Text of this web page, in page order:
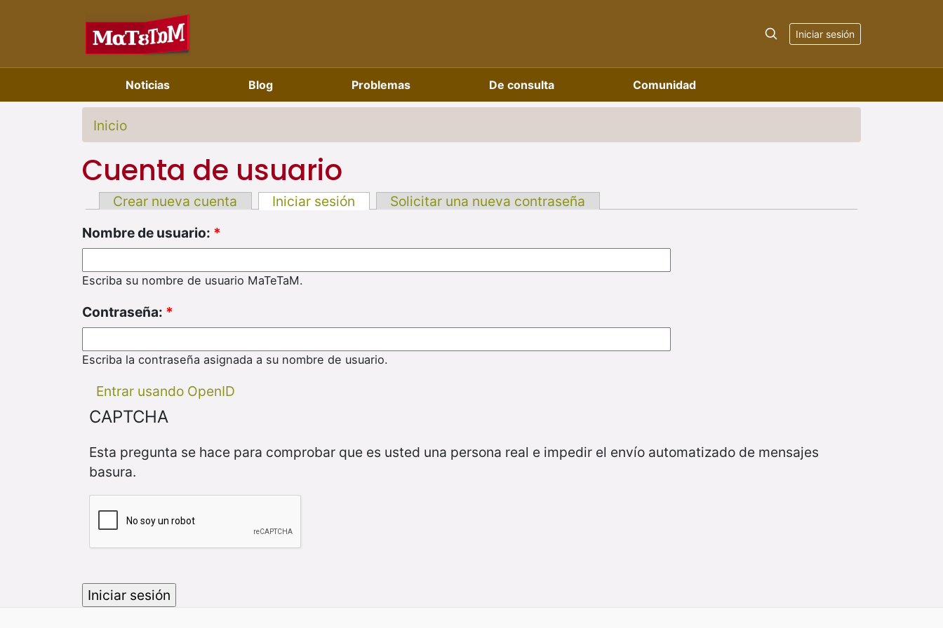
Iniciar sesión
Noticias Blog Problemas De consulta Comunidad
Inicio
Cuenta de usuario
Crear nueva cuenta Iniciar sesión
Solicitar una nueva contraseña
Nombre de usuario: *
Escriba su nombre de usuario MaTeTaM.
Contraseña: *
Escriba la contraseña asignada a su nombre de usuario.
Entrar usando OpenID
CAPTCHA
Esta pregunta se hace para comprobar que es usted una persona real e impedir el envío automatizado de mensajes
basura.